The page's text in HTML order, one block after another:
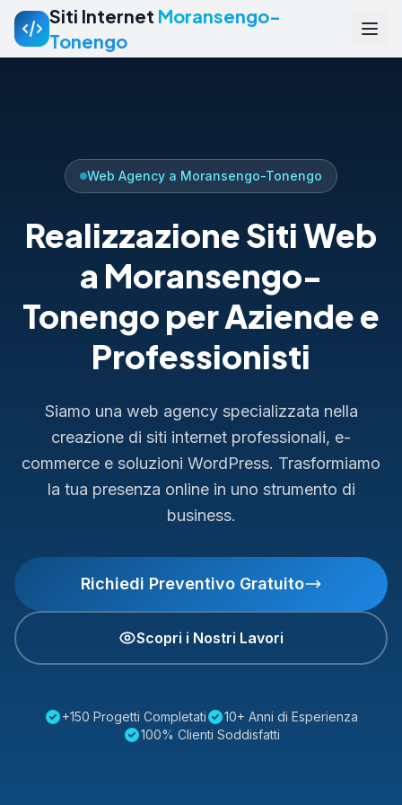
Siti Internet Moransengo-
Tonengo
Web Agency a Moransengo-Tonengo
Realizzazione Siti Web
a Moransengo-
Tonengo per Aziende e
Professionisti
Siamo una web agency specializzata nella
creazione di siti internet professionali, e-
commerce e soluzioni WordPress. Trasformiamo
la tua presenza online in uno strumento di
business.
Richiedi Preventivo Gratuito
Scopri i Nostri Lavori
+150 Progetti Completati
10+ Anni di Esperienza
100% Clienti Soddisfatti